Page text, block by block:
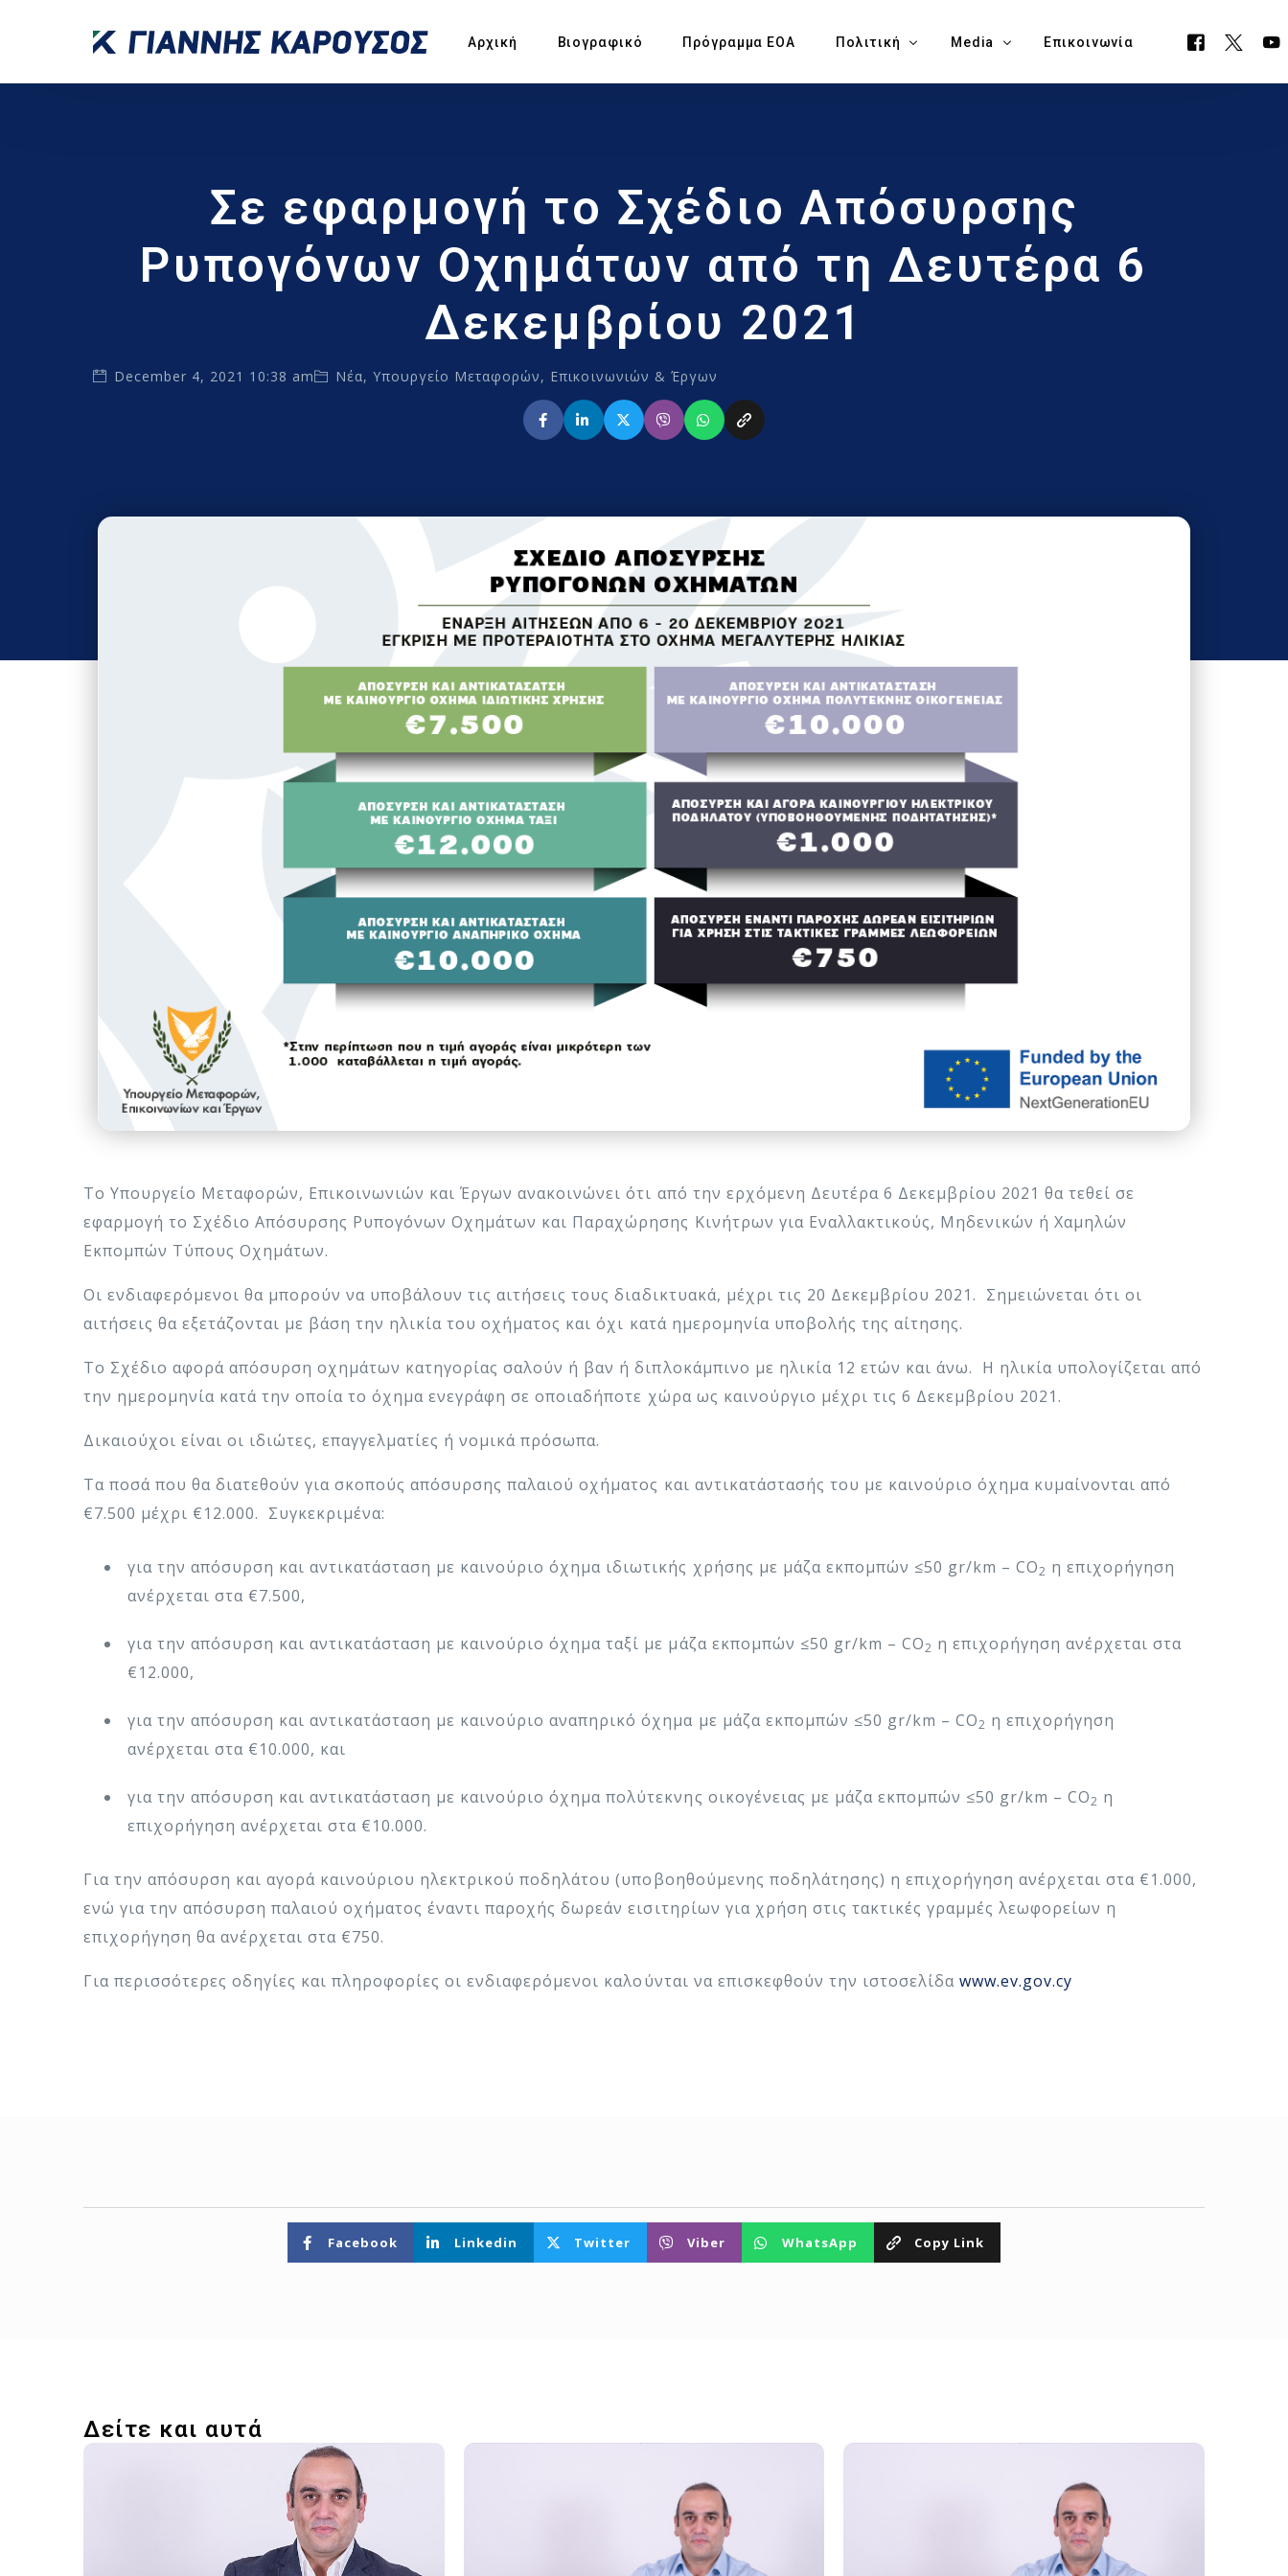
Αρχική Βιογραφικό Πρόγραμμα ΕΟΑ Πολιτική
Υπουργείο Μεταφορών, Επικοινωνιών & Έργων
Αγία Νάπα
Media Επικοινωνία
Σε εφαρμογή το Σχέδιο Απόσυρσης
Ρυπογόνων Οχημάτων από τη Δευτέρα 6
Δεκεμβρίου 2021
December 4, 2021 10:38 am Νέα,Υπουργείο Μεταφορών, Επικοινωνιών & Έργων
Το Υπουργείο Μεταφορών, Επικοινωνιών και Έργων ανακοινώνει ότι από την ερχόμενη Δευτέρα 6 Δεκεμβρίου 2021 θα τεθεί σε
εφαρμογή το Σχέδιο Απόσυρσης Ρυπογόνων Οχημάτων και Παραχώρησης Κινήτρων για Εναλλακτικούς, Μηδενικών ή Χαμηλών
Εκπομπών Τύπους Οχημάτων.
Οι ενδιαφερόμενοι θα μπορούν να υποβάλουν τις αιτήσεις τους διαδικτυακά, μέχρι τις 20 Δεκεμβρίου 2021. Σημειώνεται ότι οι
αιτήσεις θα εξετάζονται με βάση την ηλικία του οχήματος και όχι κατά ημερομηνία υποβολής της αίτησης.
Το Σχέδιο αφορά απόσυρση οχημάτων κατηγορίας σαλούν ή βαν ή διπλοκάμπινο με ηλικία 12 ετών και άνω. Η ηλικία υπολογίζεται από
την ημερομηνία κατά την οποία το όχημα ενεγράφη σε οποιαδήποτε χώρα ως καινούργιο μέχρι τις 6 Δεκεμβρίου 2021.
Δικαιούχοι είναι οι ιδιώτες, επαγγελματίες ή νομικά πρόσωπα.
Τα ποσά που θα διατεθούν για σκοπούς απόσυρσης παλαιού οχήματος και αντικατάστασής του με καινούριο όχημα κυμαίνονται από
€7.500 μέχρι €12.000. Συγκεκριμένα:
για την απόσυρση και αντικατάσταση με καινούριο όχημα ιδιωτικής χρήσης με μάζα εκπομπών ≤50 gr/km – CO2 η επιχορήγηση
ανέρχεται στα €7.500,
για την απόσυρση και αντικατάσταση με καινούριο όχημα ταξί με μάζα εκπομπών ≤50 gr/km – CO2 η επιχορήγηση ανέρχεται στα
€12.000,
για την απόσυρση και αντικατάσταση με καινούριο αναπηρικό όχημα με μάζα εκπομπών ≤50 gr/km – CO2 η επιχορήγηση
ανέρχεται στα €10.000, και
για την απόσυρση και αντικατάσταση με καινούριο όχημα πολύτεκνης οικογένειας με μάζα εκπομπών ≤50 gr/km – CO2 η
επιχορήγηση ανέρχεται στα €10.000.
Για την απόσυρση και αγορά καινούριου ηλεκτρικού ποδηλάτου (υποβοηθούμενης ποδηλάτησης) η επιχορήγηση ανέρχεται στα €1.000,
ενώ για την απόσυρση παλαιού οχήματος έναντι παροχής δωρεάν εισιτηρίων για χρήση στις τακτικές γραμμές λεωφορείων η
επιχορήγηση θα ανέρχεται στα €750.
Για περισσότερες οδηγίες και πληροφορίες οι ενδιαφερόμενοι καλούνται να επισκεφθούν την ιστοσελίδα www.ev.gov.cy
Facebook Linkedin Twitter Viber WhatsApp Copy Link
Δείτε και αυτά